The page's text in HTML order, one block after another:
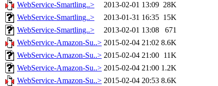
WebService-Smartling..>
2013-02-01 13:09 28K
WebService-Smartling..>
2013-01-31 16:35 15K
WebService-Smartling..>
2013-02-01 13:08
671
WebService-Amazon-Su..> 2015-02-04 21:02 8.6K
WebService-Amazon-Su..> 2015-02-04 21:00 11K
WebService-Amazon-Su..> 2015-02-04 21:00 1.2K
WebService-Amazon-Su..> 2015-02-04 20:53 8.6K